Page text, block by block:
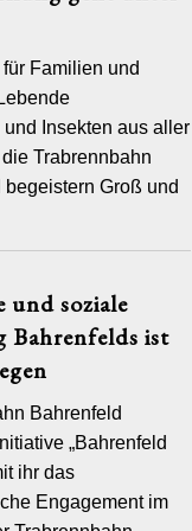
Familien und
Insekten aus aller
Trabrennbahn
begeistern Groß und
und soziale
Bahrenfelds ist
Bahrenfeld
„Bahrenfeld
ihr das
Engagement im